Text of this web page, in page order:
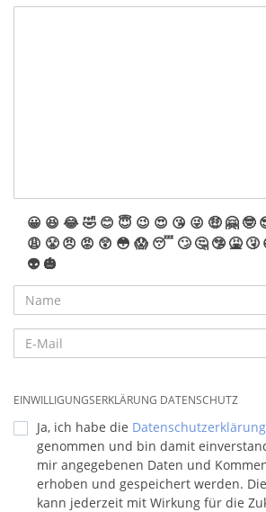
😀 😆 😂🤣 😊 😇 😉 😍 😘 😜 🤑 🤗 🤓
😩 😤 😠 😡 😲 😳 😱 😴 🙄 🤔 🤥 🤮 🤧
👽 🎃
EINWILLIGUNGSERKLÄRUNG DATENSCHUTZ
Ja, ich habe die Datenschutzerklärung
genommen und bin damit
mir angegebenen Daten und
erhoben und gespeichert werden.
kann jederzeit mit Wirkung für die